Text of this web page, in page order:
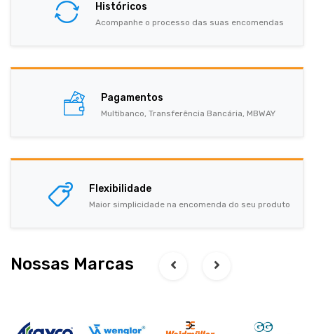
Históricos
Acompanhe o processo das suas encomendas
Pagamentos
Multibanco, Transferência Bancária, MBWAY
Flexibilidade
Maior simplicidade na encomenda do seu produto
Nossas Marcas